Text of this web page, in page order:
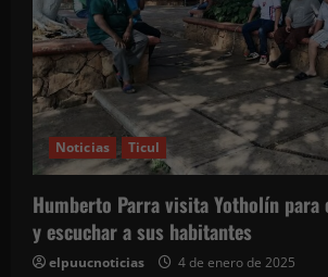
Noticias Ticul
Humberto Parra visita Yotholín para
y escuchar a sus habitantes
elpuucnoticias 4 de enero de 2025